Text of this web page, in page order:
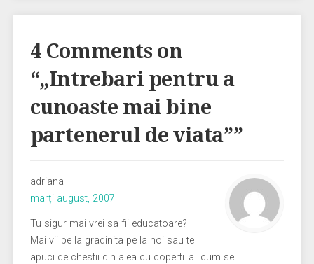
4 Comments on
“„Intrebari pentru a
cunoaste mai bine
partenerul de viata””
adriana
marți august, 2007
Tu sigur mai vrei sa fii educatoare?
Mai vii pe la gradinita pe la noi sau te
apuci de chestii din alea cu coperti..a…cum se